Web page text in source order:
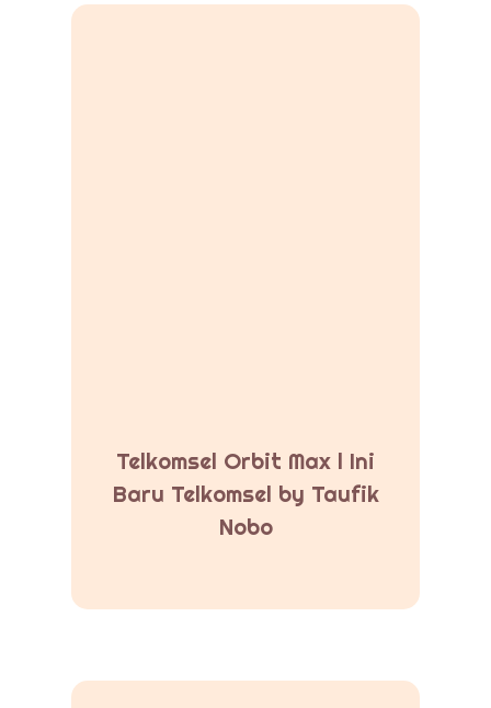
Telkomsel Orbit Max l Ini
Baru Telkomsel by Taufik
Nobo